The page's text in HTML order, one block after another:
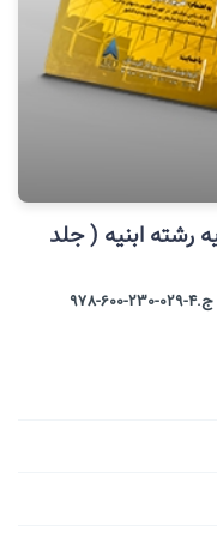
ابنیه ( جلد